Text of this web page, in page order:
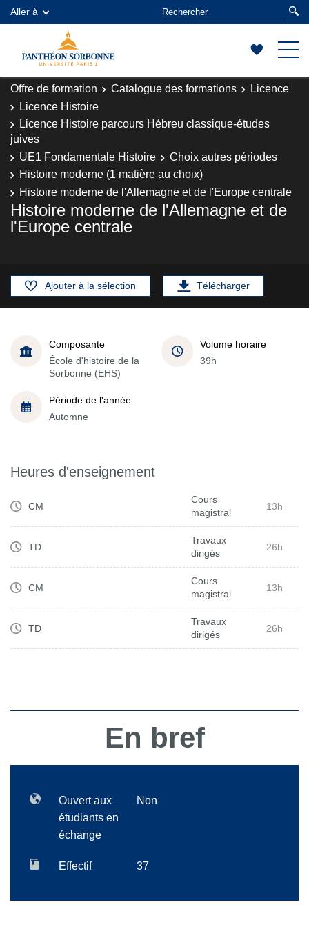
Aller à
Offre de formation Catalogue des formations
Licence
Licence Histoire
Licence Histoire parcours Hébreu classique-études
juives
UE1 Fondamentale Histoire
Choix autres périodes
Histoire moderne (1 matière au choix)
Histoire moderne de l'Allemagne et de l'Europe centrale
Histoire moderne de l'Allemagne et de
l'Europe centrale
Ajouter à la sélection Télécharger
Composante
École d'histoire de la
Sorbonne (EHS)
Volume horaire
39h
Période de l'année
Automne
Heures d'enseignement
CM
Cours
magistral
13h
TD
Travaux
dirigés
26h
CM
Cours
magistral
13h
TD
Travaux
dirigés
26h
En bref
Ouvert aux
étudiants en
échange
Non
Effectif 37